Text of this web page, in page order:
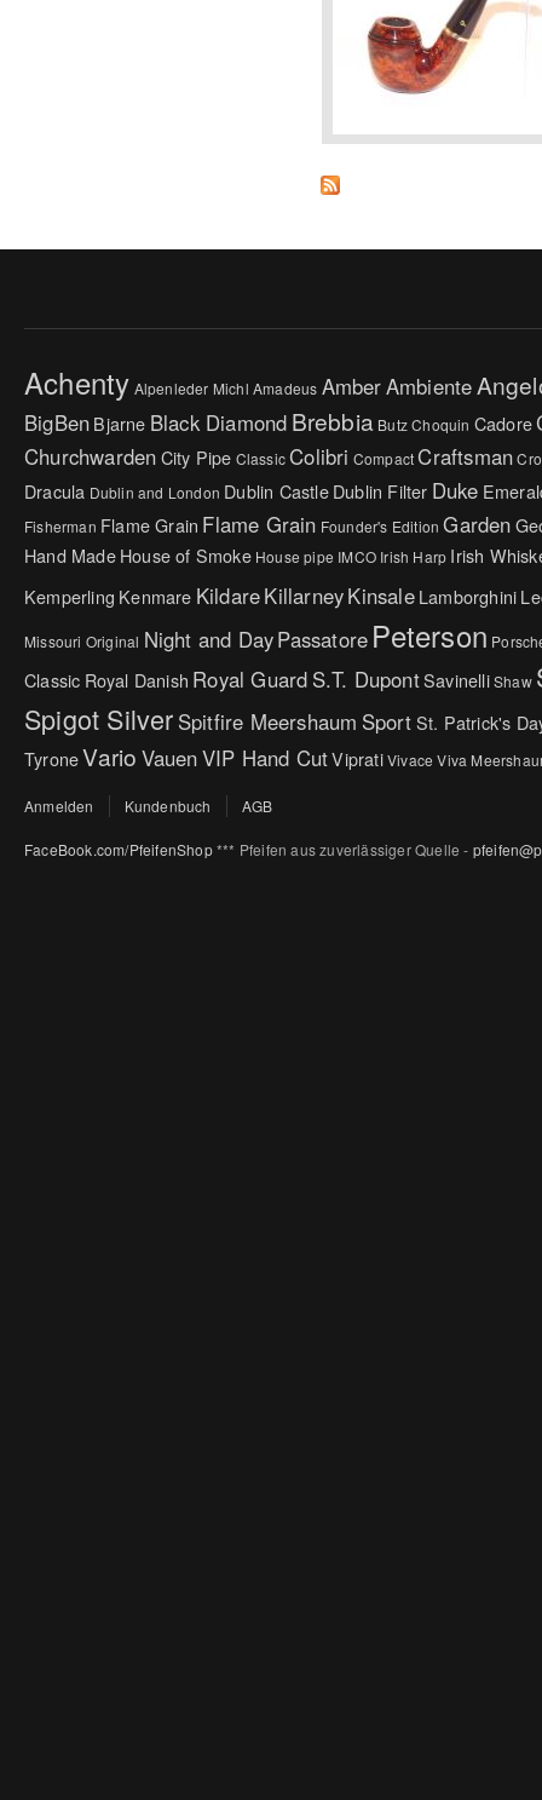
Achenty Alpenleder Michl Amadeus AmberAmbiente
BigBenBjarne Black Diamond Brebbia Butz Choquin Cadore
ChurchwardenCity Pipe ClassicColibri Compact Craftsman
Dracula Dublin and London Dublin CastleDublin Filter Duke
Fisherman Flame Grain Flame Grain Founder's Edition Garden
Hand MadeHouse of Smoke House pipe IMCO Irish Harp Irish
Kemperling Kenmare KildareKillarneyKinsaleLamborghini
Missouri Original Night and DayPassatore Peterson
Classic Royal Danish Royal Guard S.T. DupontSavinelliShaw
Spigot Silver Spitfire Meershaum SportSt. Patrick's
TyroneVario VauenVIP Hand CutVipratiVivace Viva
Anmelden Kundenbuch AGB
FaceBook.com/PfeifenShop*** Pfeifen aus zuverlässiger Quelle -